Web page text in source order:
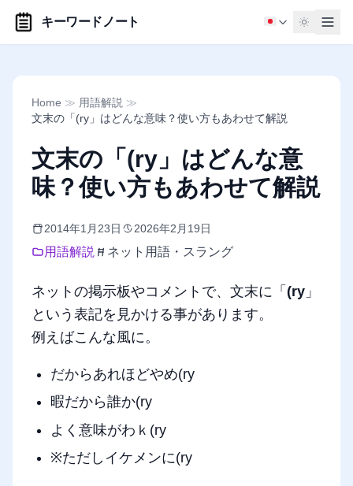
キーワードノート
Home ≫ 用語解説 ≫
文末の「(ry」はどんな意味？使い方もあわせて解説
文末の「(ry」はどんな意
味？使い方もあわせて解説
2014年1月23日 2026年2月19日
用語解説 ネット用語・スラング
ネットの掲示板やコメントで、文末に「 (ry 」
という表記を見かける事があります。
例えばこんな風に。
だからあれほどやめ(ry
暇だから誰か(ry
よく意味がわｋ(ry
※ただしイケメンに(ry